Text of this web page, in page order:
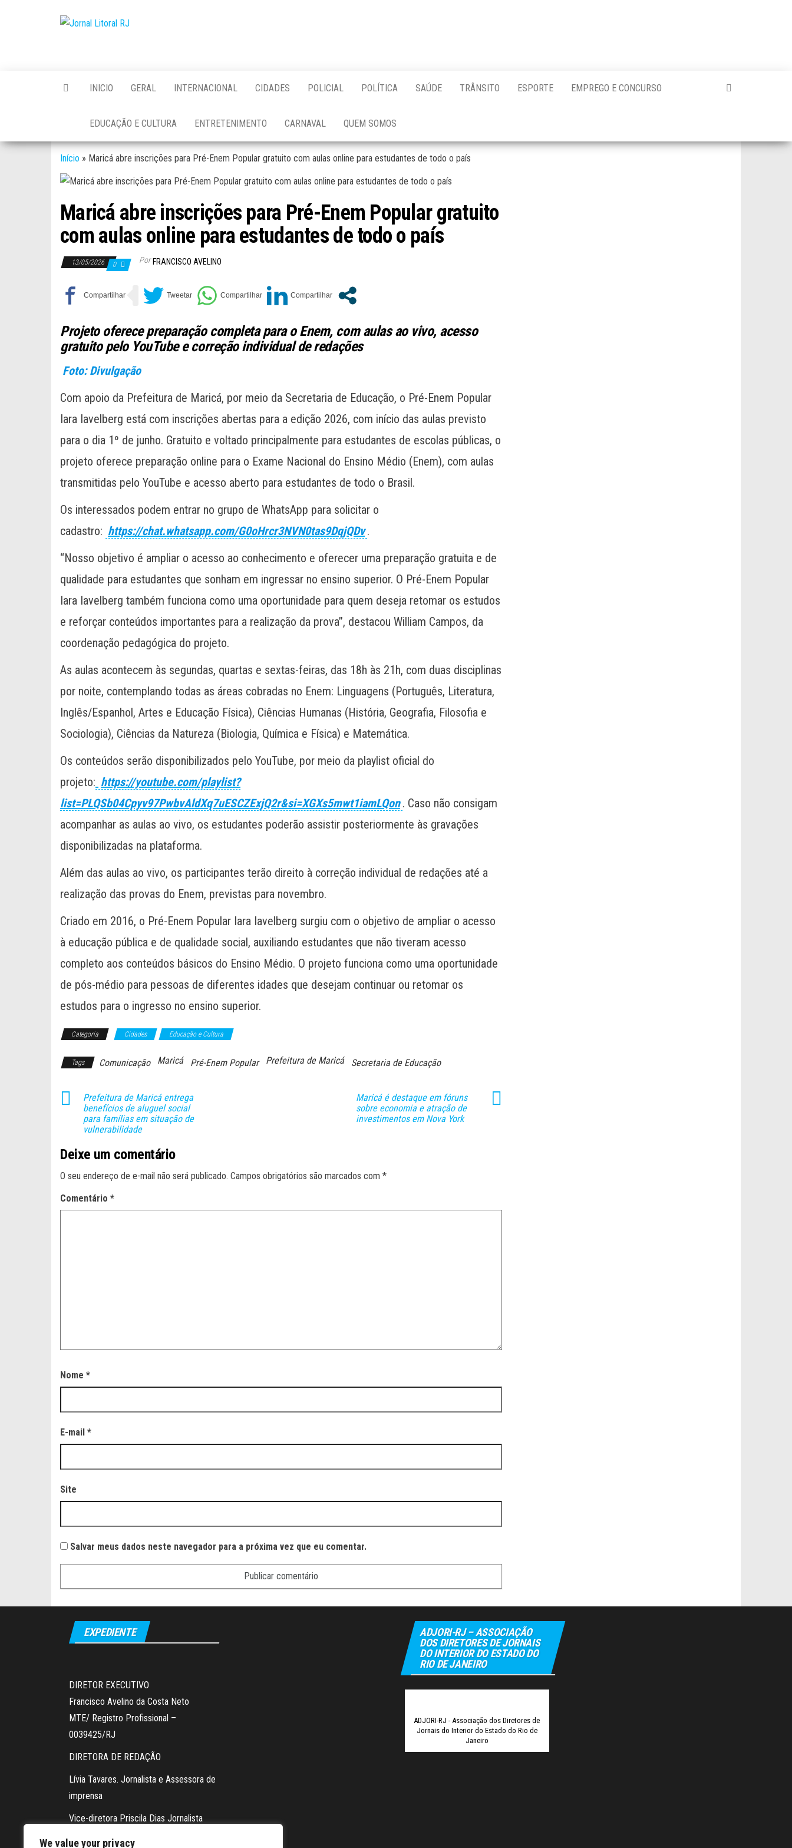
We value your privacy
INICIO GERAL INTERNACIONAL CIDADES POLICIAL POLÍTICA SAÚDE TRÂNSITO ESPORTE EMPREGO E CONCURSO
EDUCAÇÃO E CULTURA ENTRETENIMENTO CARNAVAL QUEM SOMOS
Início » Maricá abre inscrições para Pré-Enem Popular gratuito com aulas online para estudantes de todo o país
Maricá abre inscrições para Pré-Enem Popular gratuito
com aulas online para estudantes de todo o país
13/05/2026 0 Por FRANCISCO AVELINO
Projeto oferece preparação completa para o Enem, com aulas ao vivo, acesso
gratuito pelo YouTube e correção individual de redações
Foto: Divulgação
Com apoio da Prefeitura de Maricá, por meio da Secretaria de Educação, o Pré-Enem Popular
Iara Iavelberg está com inscrições abertas para a edição 2026, com início das aulas previsto
para o dia 1º de junho. Gratuito e voltado principalmente para estudantes de escolas públicas, o
projeto oferece preparação online para o Exame Nacional do Ensino Médio (Enem), com aulas
transmitidas pelo YouTube e acesso aberto para estudantes de todo o Brasil.
Os interessados podem entrar no grupo de WhatsApp para solicitar o
cadastro: https://chat.whatsapp.com/G0oHrcr3NVN0tas9DqjQDv .
“Nosso objetivo é ampliar o acesso ao conhecimento e oferecer uma preparação gratuita e de
qualidade para estudantes que sonham em ingressar no ensino superior. O Pré-Enem Popular
Iara Iavelberg também funciona como uma oportunidade para quem deseja retomar os estudos
e reforçar conteúdos importantes para a realização da prova”, destacou William Campos, da
coordenação pedagógica do projeto.
As aulas acontecem às segundas, quartas e sextas-feiras, das 18h às 21h, com duas disciplinas
por noite, contemplando todas as áreas cobradas no Enem: Linguagens (Português, Literatura,
Inglês/Espanhol, Artes e Educação Física), Ciências Humanas (História, Geografia, Filosofia e
Sociologia), Ciências da Natureza (Biologia, Química e Física) e Matemática.
Os conteúdos serão disponibilizados pelo YouTube, por meio da playlist oficial do
projeto: https://youtube.com/playlist?
list=PLQSb04Cpyv97PwbvAldXq7uESCZExjQ2r&si=XGXs5mwt1iamLQon . Caso não consigam
acompanhar as aulas ao vivo, os estudantes poderão assistir posteriormente às gravações
disponibilizadas na plataforma.
Além das aulas ao vivo, os participantes terão direito à correção individual de redações até a
realização das provas do Enem, previstas para novembro.
Criado em 2016, o Pré-Enem Popular Iara Iavelberg surgiu com o objetivo de ampliar o acesso
à educação pública e de qualidade social, auxiliando estudantes que não tiveram acesso
completo aos conteúdos básicos do Ensino Médio. O projeto funciona como uma oportunidade
de pós-médio para pessoas de diferentes idades que desejam continuar ou retomar os
estudos para o ingresso no ensino superior.
Categoria Cidades Educação e Cultura
Tags Comunicação Maricá Pré-Enem Popular Prefeitura de Maricá Secretaria de Educação
Prefeitura de Maricá entrega
benefícios de aluguel social
para famílias em situação de
vulnerabilidade
Maricá é destaque em fóruns
sobre economia e atração de
investimentos em Nova York
Deixe um comentário
O seu endereço de e-mail não será publicado. Campos obrigatórios são marcados com *
Comentário *
Nome *
E-mail *
Site
Salvar meus dados neste navegador para a próxima vez que eu comentar.
EXPEDIENTE
DIRETOR EXECUTIVO
Francisco Avelino da Costa Neto
MTE/ Registro Profissional –
0039425/RJ
DIRETORA DE REDAÇÃO
Lívia Tavares. Jornalista e Assessora de
imprensa
Vice-diretora Priscila Dias Jornalista
Contato da redação via WhatsApp:
ADJORI-RJ – ASSOCIAÇÃO
DOS DIRETORES DE JORNAIS
DO INTERIOR DO ESTADO DO
RIO DE JANEIRO
ADJORI-RJ - Associação dos Diretores de
Jornais do Interior do Estado do Rio de
Janeiro